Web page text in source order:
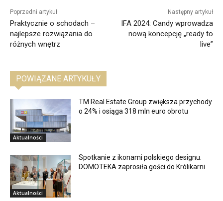
Poprzedni artykuł
Praktycznie o schodach –
najlepsze rozwiązania do
różnych wnętrz
Następny artykuł
IFA 2024: Candy wprowadza
nową koncepcję „ready to
live”
POWIĄZANE ARTYKUŁY
Aktualności
TM Real Estate Group zwiększa przychody
o 24% i osiąga 318 mln euro obrotu
Aktualności
Spotkanie z ikonami polskiego designu.
DOMOTEKA zaprosiła gości do Królikarni